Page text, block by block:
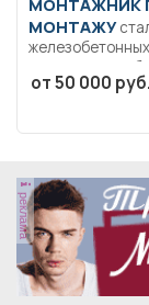
МОНТАЖУ
железобетонных
конструкций
Среднее
Производит
от 50 000 руб.
реклама